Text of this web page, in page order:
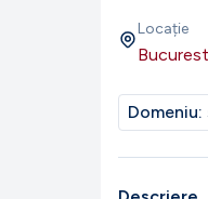
Locație
Domeniu: